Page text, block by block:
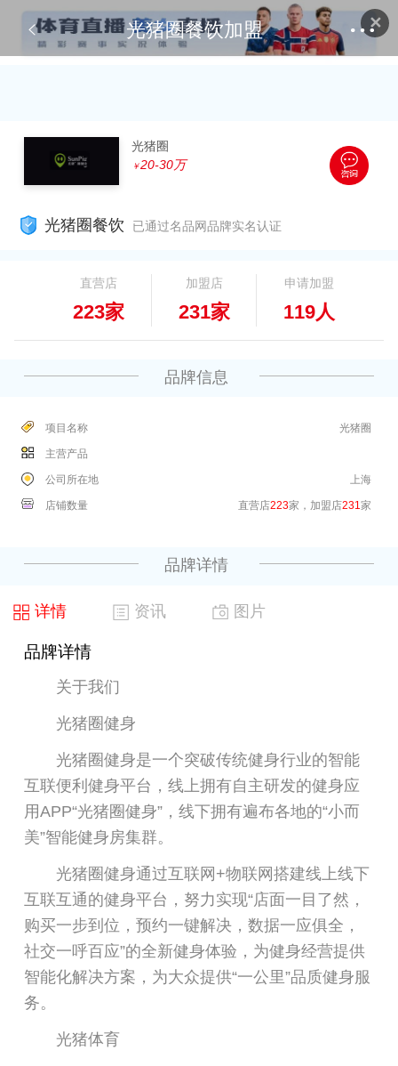
✕
光猪圈餐饮加盟
光猪圈
￥20-30万
光猪圈餐饮 已通过名品网品牌实名认证
直营店
223家
加盟店
231家
申请加盟
119人
品牌信息
项目名称 光猪圈
主营产品
公司所在地 上海
店铺数量 直营店223家，加盟店231家
品牌详情
详情 资讯 图片
品牌详情
关于我们
光猪圈健身
光猪圈健身是一个突破传统健身行业的智能
互联便利健身平台，线上拥有自主研发的健身应
用APP“光猪圈健身”，线下拥有遍布各地的“小而
美”智能健身房集群。
光猪圈健身通过互联网+物联网搭建线上线下
互联互通的健身平台，努力实现“店面一目了然，
购买一步到位，预约一键解决，数据一应俱全，
社交一呼百应”的全新健身体验，为健身经营提供
智能化解决方案，为大众提供“一公里”品质健身服
务。
光猪体育